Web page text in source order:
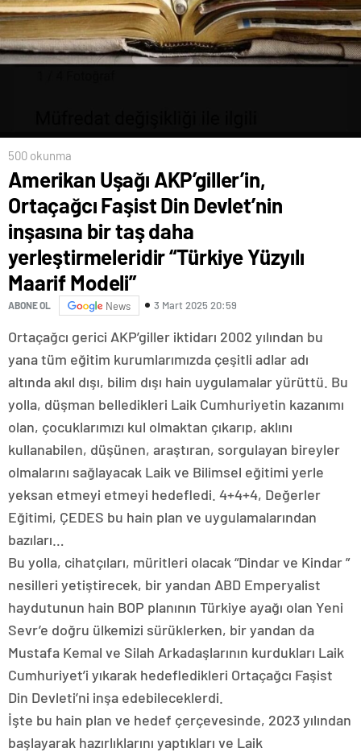
500 okunma
Amerikan Uşağı AKP’giller’in,
Ortaçağcı Faşist Din Devlet’nin
inşasına bir taş daha
yerleştirmeleridir “Türkiye Yüzyılı
Maarif Modeli”
ABONE OL News 3 Mart 2025 20:59
Ortaçağcı gerici AKP’giller iktidarı 2002 yılından bu
yana tüm eğitim kurumlarımızda çeşitli adlar adı
altında akıl dışı, bilim dışı hain uygulamalar yürüttü. Bu
yolla, düşman belledikleri Laik Cumhuriyetin kazanımı
olan, çocuklarımızı kul olmaktan çıkarıp, aklını
kullanabilen, düşünen, araştıran, sorgulayan bireyler
olmalarını sağlayacak Laik ve Bilimsel eğitimi yerle
yeksan etmeyi etmeyi hedefledi. 4+4+4, Değerler
Eğitimi, ÇEDES bu hain plan ve uygulamalarından
bazıları…
Bu yolla, cihatçıları, müritleri olacak “Dindar ve Kindar ”
nesilleri yetiştirecek, bir yandan ABD Emperyalist
haydutunun hain BOP planının Türkiye ayağı olan Yeni
Sevr’e doğru ülkemizi sürüklerken, bir yandan da
Mustafa Kemal ve Silah Arkadaşlarının kurdukları Laik
Cumhuriyet’i yıkarak hedefledikleri Ortaçağcı Faşist
Din Devleti’ni inşa edebileceklerdi.
İşte bu hain plan ve hedef çerçevesinde, 2023 yılından
başlayarak hazırlıklarını yaptıkları ve Laik